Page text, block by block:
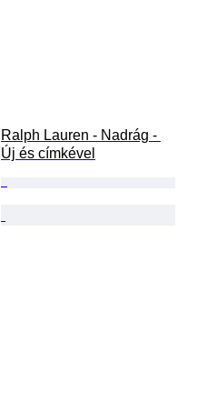
Ralph Lauren - Nadrág -
Új és címkével